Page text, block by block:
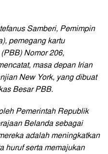
Samberi, Pemimpin
pemegang kartu
Nomor 206,
masa depan Irian
New York, yang dibuat
Besar PBB.
Pemerintah Republik
Belanda sebagai
adalah meningkatkan
huruf serta memajukan